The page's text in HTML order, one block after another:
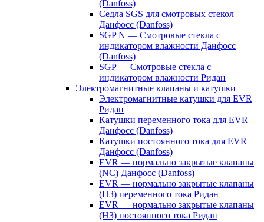
(Danfoss)
Седла SGS для смотровых стекол
Данфосс (Danfoss)
SGP N — Смотровые стекла с
индикатором влажности Данфосс
(Danfoss)
SGP — Смотровые стекла с
индикатором влажности Ридан
Электромагнитные клапаны и катушки
Электромагнитные катушки для EVR
Ридан
Катушки переменного тока для EVR
Данфосс (Danfoss)
Катушки постоянного тока для EVR
Данфосс (Danfoss)
EVR — нормально закрытые клапаны
(NC) Данфосс (Danfoss)
EVR — нормально закрытые клапаны
(НЗ) переменного тока Ридан
EVR — нормально закрытые клапаны
(НЗ) постоянного тока Ридан